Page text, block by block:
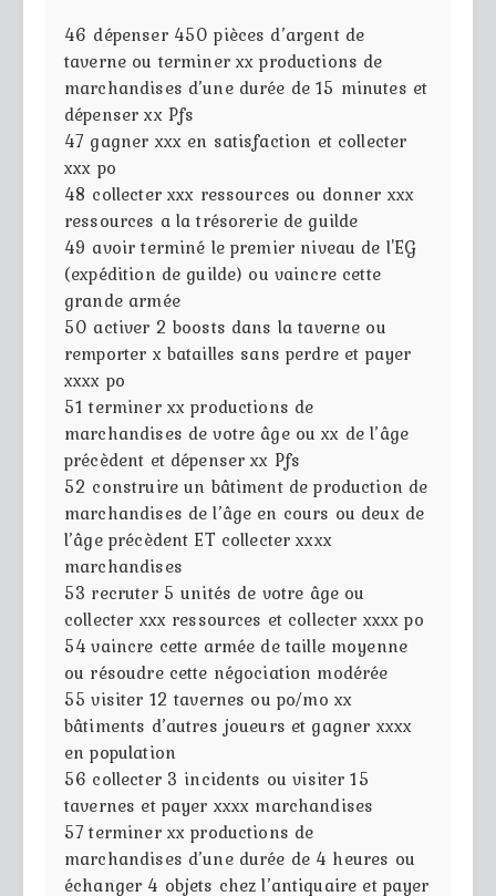
46 dépenser 450 pièces d’argent de
taverne ou terminer xx productions de
marchandises d’une durée de 15 minutes et
dépenser xx Pfs
47 gagner xxx en satisfaction et collecter
xxx po
48 collecter xxx ressources ou donner xxx
ressources a la trésorerie de guilde
49 avoir terminé le premier niveau de l'EG
(expédition de guilde) ou vaincre cette
grande armée
50 activer 2 boosts dans la taverne ou
remporter x batailles sans perdre et payer
xxxx po
51terminer xx productions de
marchandises de votre âge ou xx de l’âge
précèdent et dépenser xx Pfs
52 construire un bâtiment de production de
marchandises de l’âge en cours ou deux de
l’âge précèdent ET collecter xxxx
marchandises
53 recruter 5 unités de votre âge ou
collecter xxx ressources et collecter xxxx po
54 vaincre cette armée de taille moyenne
ou résoudre cette négociation modérée
55 visiter 12 tavernes ou po/mo xx
bâtiments d’autres joueurs et gagner xxxx
en population
56 collecter 3 incidents ou visiter 15
tavernes et payer xxxx marchandises
57terminer xx productions de
marchandises d’une durée de 4 heures ou
échanger 4 objets chez l’antiquaire et payer